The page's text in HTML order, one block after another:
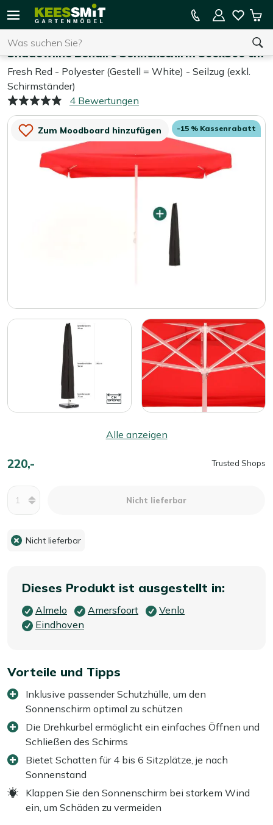
Sie haben keine Artikel in Ihrem Warenkorb.
15 % Kassenrabatt auf die gesamte Kollektion
Shadowline Bonaire Sonnenschirm 300x300 cm
Fresh Red - Polyester (Gestell = White) - Seilzug (exkl.
Schirmständer)
4 Bewertungen
Zum Moodboard hinzufügen -15 % Kassenrabatt
Alle anzeigen
220,- Trusted Shops
Nicht lieferbar
Nicht lieferbar
Dieses Produkt ist ausgestellt in:
Almelo Amersfoort
Venlo
Eindhoven
Vorteile und Tipps
Inklusive passender Schutzhülle, um den
Sonnenschirm optimal zu schützen
Die Drehkurbel ermöglicht ein einfaches Öffnen und
Schließen des Schirms
Bietet Schatten für 4 bis 6 Sitzplätze, je nach
Sonnenstand
Klappen Sie den Sonnenschirm bei starkem Wind
ein, um Schäden zu vermeiden